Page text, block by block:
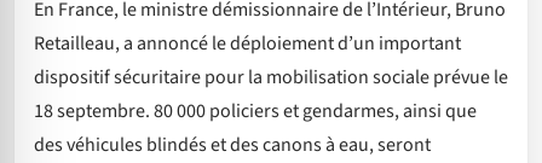
En France, le ministre démissionnaire de l’Intérieur, Bruno
Retailleau, a annoncé le déploiement d’un important
dispositif sécuritaire pour la mobilisation sociale prévue le
18 septembre. 80 000 policiers et gendarmes, ainsi que
des véhicules blindés et des canons à eau, seront